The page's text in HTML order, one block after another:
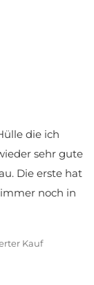
die ich
sehr gute
Die erste hat
noch in
Kauf